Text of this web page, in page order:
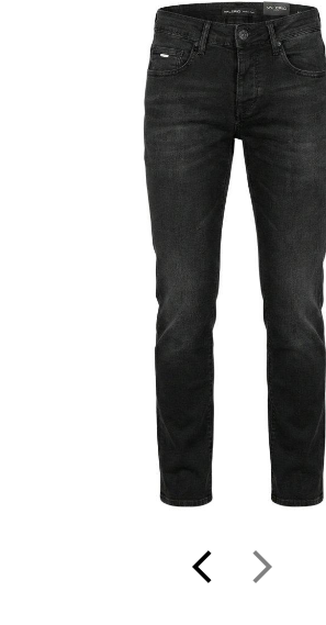
arrow_forward_ios
arrow_back_ios